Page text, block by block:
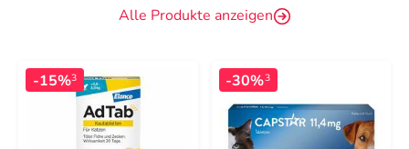
Alle Produkte anzeigen
-15%3 -30%3